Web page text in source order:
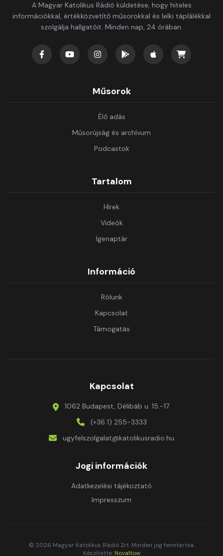
A Magyar Katolikus Rádió küldetése, hogy hiteles
információkkal, értékközvetítő műsorokkal és lelki táplálékkal
szolgálja hallgatóit. Minden nap, 24 órában.
Műsorok
Élő adás
Műsorújság és archívum
Podcastok
Tartalom
Hírek
Videók
Igenaptár
Információ
Rólunk
Kapcsolat
Támogatás
Kapcsolat
1062 Budapest, Délibáb u. 15.-17.
(+36 1) 255-3333
ugyfelszolgalat@katolikusradio.hu
Jogi információk
Adatkezelési tájékoztató
Impresszum
© 2026 Magyar Katolikus Rádió Zrt. Minden jog fenntartva.
Készítette: NovaNow